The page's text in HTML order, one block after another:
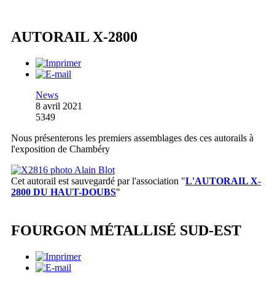
AUTORAIL X-2800
News
8 avril 2021
5349
Nous présenterons les premiers assemblages des ces autorails à
l'exposition de Chambéry
Cet autorail est sauvegardé par l'association "L'AUTORAIL X-
2800 DU HAUT-DOUBS"
FOURGON MÉTALLISÉ SUD-EST